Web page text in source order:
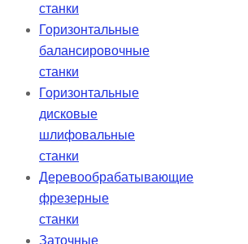
станки
Горизонтальные
балансировочные
станки
Горизонтальные
дисковые
шлифовальные
станки
Деревообрабатывающие
фрезерные
станки
Заточные